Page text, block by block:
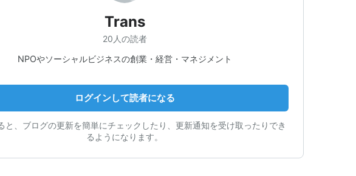
Trans
20人の読者
NPOやソーシャルビジネスの創業・経営・マネジメント
ログインして読者になる
と、ブログの更新を簡単にチェックしたり、更新通知を受け取ったりでき
るようになります。